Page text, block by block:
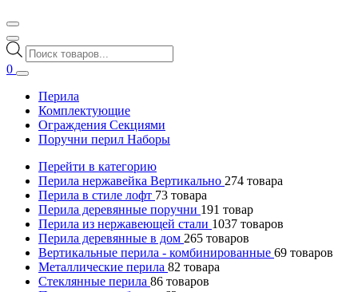
Поиск
товаров
0
Перила
Комплектующие
Ограждения Секциями
Поручни перил Наборы
Перейти в категорию
Перила нержавейка Вертикально 274 товара
Перила в стиле лофт 73 товара
Перила деревянные поручни 191 товар
Перила из нержавеющей стали 1037 товаров
Перила деревянные в дом 265 товаров
Вертикальные перила - комбинированные 69 товаров
Металлические перила 82 товара
Стеклянные перила 86 товаров